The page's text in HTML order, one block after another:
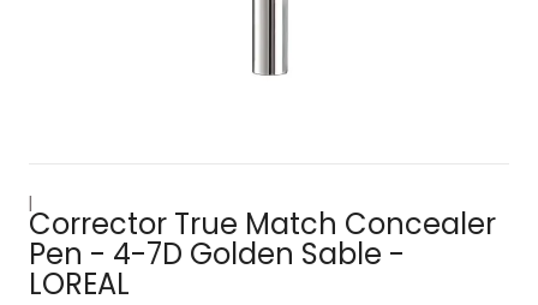
|
Corrector True Match Concealer
Pen - 4-7D Golden Sable -
LOREAL